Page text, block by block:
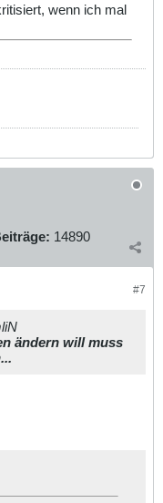
wenn ich mal
14890
#7
ändern will muss